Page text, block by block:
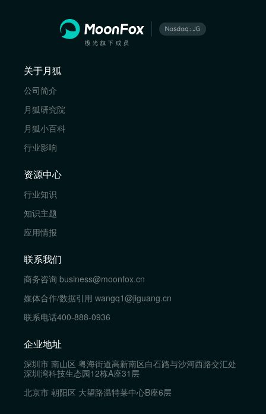
关于月狐
公司简介
月狐研究院
月狐小百科
行业影响
资源中心
行业知识
知识主题
应用情报
联系我们
商务咨询 business@moonfox.cn
媒体合作/数据引用 wangq1@jiguang.cn
联系电话400-888-0936
企业地址
深圳市 南山区 粤海街道高新南区白石路与沙河西路交汇处
深圳湾科技生态园12栋A座31层
北京市 朝阳区 大望路温特莱中心B座6层